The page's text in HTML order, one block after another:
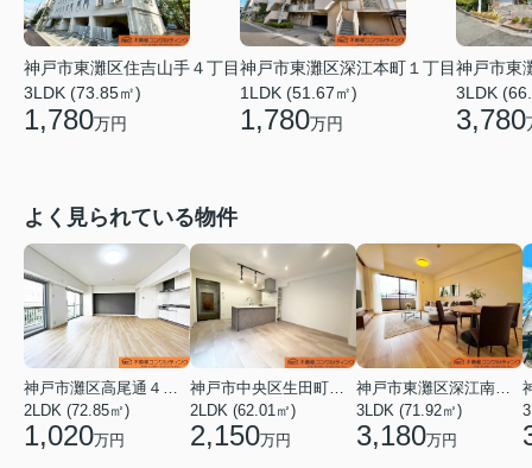
神戸市東灘区住吉山手４丁目
3LDK (73.85㎡)
1,780万円
神戸市東灘区深江本町１丁目
1LDK (51.67㎡)
1,780万円
神戸市東
3LDK
3,780
よく見られている物件
神戸市灘区高尾通４丁目
2LDK (72.85㎡)
1,020万円
神戸市中央区生田町１丁目
2LDK (62.01㎡)
2,150万円
神戸市東灘区深江南町１丁目
3LDK (71.92㎡)
3,180万円